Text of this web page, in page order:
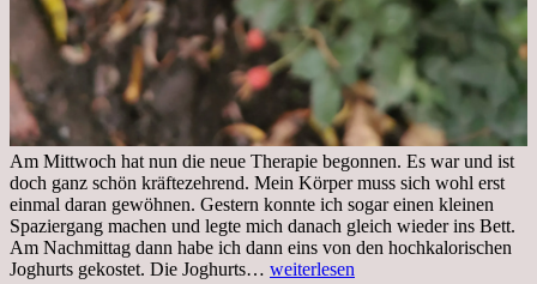
Am Mittwoch hat nun die neue Therapie begonnen. Es war und ist
doch ganz schön kräftezehrend. Mein Körper muss sich wohl erst
einmal daran gewöhnen. Gestern konnte ich sogar einen kleinen
Spaziergang machen und legte mich danach gleich wieder ins Bett.
Am Nachmittag dann habe ich dann eins von den hochkalorischen
Joghurts gekostet. Die Joghurts… Freitag,
weiterlesen